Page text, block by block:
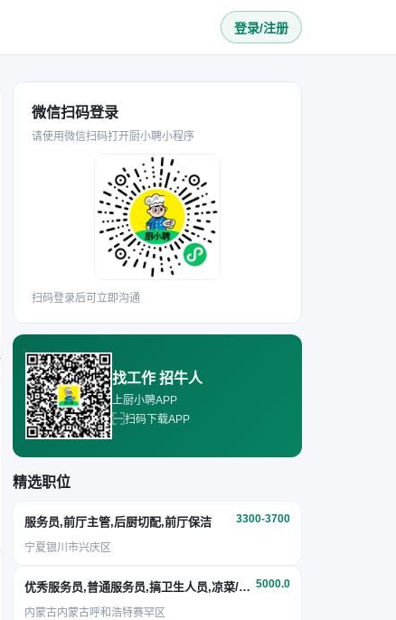
微信扫码登录
请使用微信扫码打开厨小聘小程序
扫码登录后可立即沟通
找工作 招牛人
上厨小聘APP
扫码下载APP
精选职位
服务员,前厅主管,后厨切配,前厅保洁 3300-3700
宁夏银川市兴庆区
优秀服务员,普通服务员,搞卫生人员,凉菜/面点 5000.0
内蒙古内蒙古呼和浩特赛罕区
登录/注册